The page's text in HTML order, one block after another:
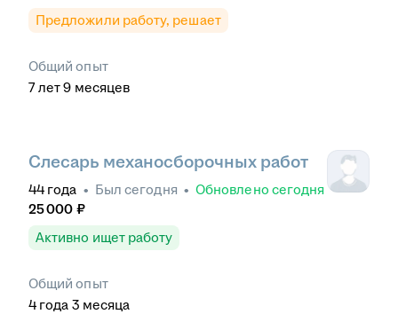
Предложили работу, решает
Общий опыт
7лет 9 месяцев
Слесарь механосборочных работ
44 года • Был сегодня • Обновлено сегодня
25 000 ₽
Активно ищет работу
Общий опыт
4 года 3 месяца